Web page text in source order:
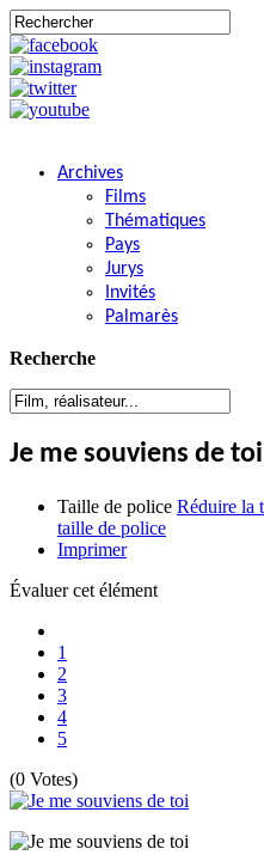
Archives
Films
Thématiques
Pays
Jurys
Invités
Palmarès
Recherche
Je me souviens de toi
Taille de police Réduire la
taille de police
Imprimer
Évaluer cet élément
1
2
3
4
5
(0 Votes)